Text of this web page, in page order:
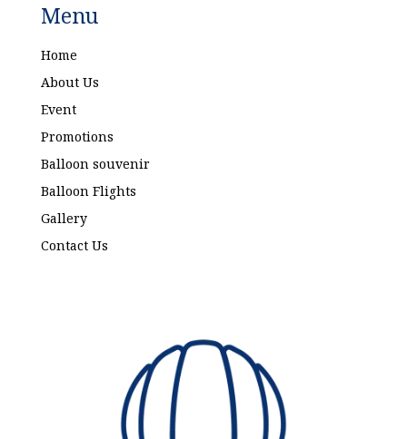
Menu
Home
About Us
Event
Promotions
Balloon souvenir
Balloon Flights
Gallery
Contact Us